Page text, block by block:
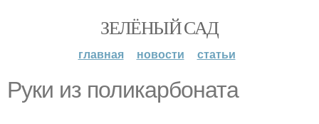
ЗЕЛЁНЫЙ САД
главная новости статьи
Руки из поликарбоната